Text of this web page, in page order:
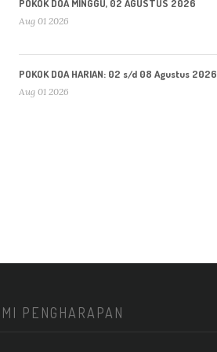
POKOK DOA MINGGU, 02 AGUSTUS 2026
Aug 01 2026
POKOK DOA HARIAN: 02 s/d 08 Agustus 2026
Aug 01 2026
PENGHARAPAN